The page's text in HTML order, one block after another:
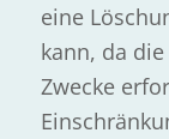
eine
kann, da
Zwecke